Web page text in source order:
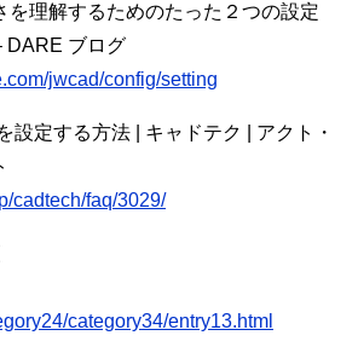
を理解するためのたった２つの設定
DARE ブログ
jwcad/config/setting
設定する方法 | キャドテク | アクト・
cadtech/faq/3029/
category34/entry13.html